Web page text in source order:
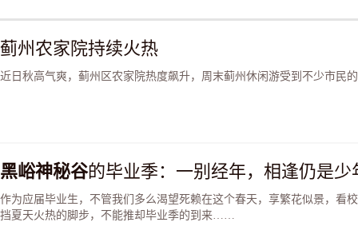
蓟州农家院持续火热
近日秋高气爽，蓟州区农家院热度飙升，周末蓟州休闲游受到不少市民
黑峪神秘谷的毕业季：一别经年，相逢仍是少
作为应届毕业生，不管我们多么渴望死赖在这个春天，享繁花似景，看
挡夏天火热的脚步，不能推却毕业季的到来……